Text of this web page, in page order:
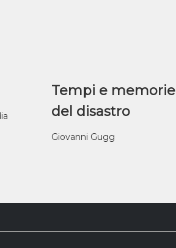
Tempi e memorie
del disastro
Giovanni Gugg